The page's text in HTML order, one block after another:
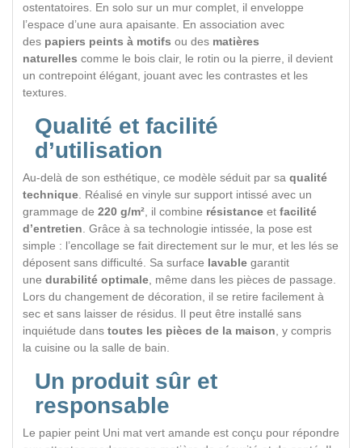
ostentatoires. En solo sur un mur complet, il enveloppe
l’espace d’une aura apaisante. En association avec
des papiers peints à motifs ou des matières
naturelles comme le bois clair, le rotin ou la pierre, il devient
un contrepoint élégant, jouant avec les contrastes et les
textures.
Qualité et facilité
d’utilisation
Au-delà de son esthétique, ce modèle séduit par sa qualité
technique. Réalisé en vinyle sur support intissé avec un
grammage de 220 g/m², il combine résistance et facilité
d’entretien. Grâce à sa technologie intissée, la pose est
simple : l’encollage se fait directement sur le mur, et les lés se
déposent sans difficulté. Sa surface lavable garantit
une durabilité optimale, même dans les pièces de passage.
Lors du changement de décoration, il se retire facilement à
sec et sans laisser de résidus. Il peut être installé sans
inquiétude dans toutes les pièces de la maison, y compris
la cuisine ou la salle de bain.
Un produit sûr et
responsable
Le papier peint Uni mat vert amande est conçu pour répondre